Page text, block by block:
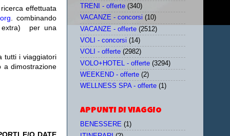
effettuata
. combinando
per una
tutti i viaggiatori
a dimostrazione
TRENI - offerte (340)
VACANZE - concorsi (10)
VACANZE - offerte (2512)
VOLI - concorsi (14)
VOLI - offerte (2982)
VOLO+HOTEL - offerte (3294)
WEEKEND - offerte (2)
WELLNESS SPA - offerte (1)
APPUNTI DI VIAGGIO
BENESSERE (1)